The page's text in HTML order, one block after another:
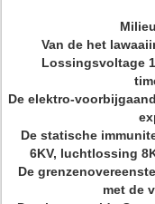
Van de het
Lossingsvoltage
De elektro-
De statische
6KV, luchtlossing
De
met de